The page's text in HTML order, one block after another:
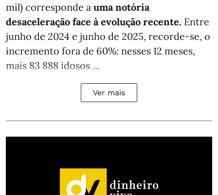
mil) corresponde a uma notória
desaceleração face à evolução recente. Entre
junho de 2024 e junho de 2025, recorde-se, o
incremento fora de 60%: nesses 12 meses,
mais 83 888 idosos ...
Ver mais